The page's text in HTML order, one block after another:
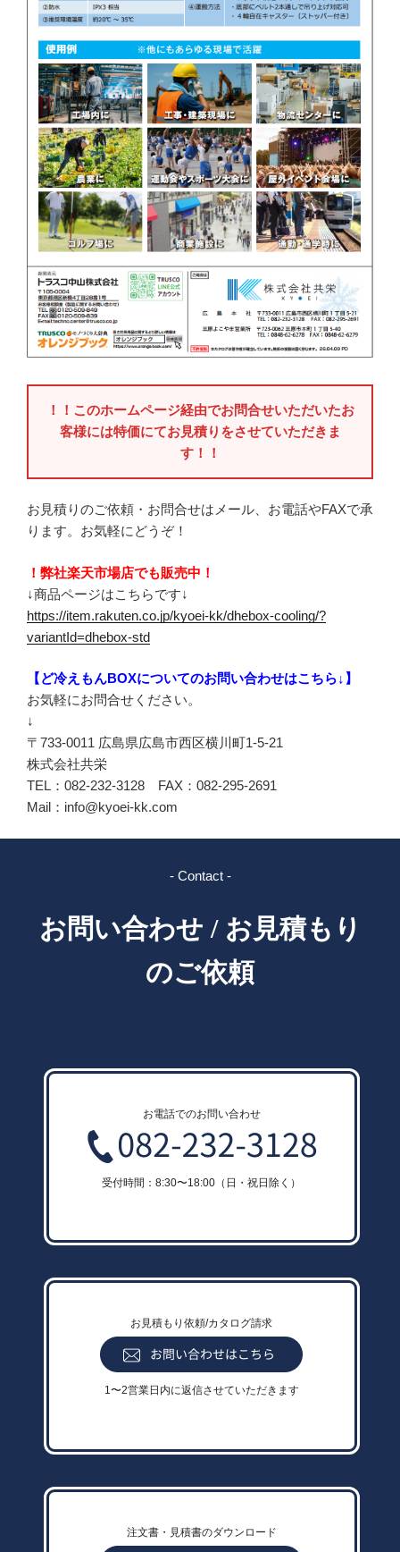
！！このホームページ経由でお問合せいただいたお
客様には特価にてお見積りをさせていただきま
す！！
お見積りのご依頼・お問合せはメール、お電話やFAXで承
ります。お気軽にどうぞ！
！弊社楽天市場店でも販売中！
↓商品ページはこちらです↓
https://item.rakuten.co.jp/kyoei-kk/dhebox-cooling/?
variantId=dhebox-std
【ど冷えもんBOXについてのお問い合わせはこちら↓】
お気軽にお問合せください。
↓
〒733-0011 広島県広島市西区横川町1-5-21
株式会社共栄
TEL：082-232-3128 FAX：082-295-2691
Mail：info@kyoei-kk.com
- Contact -
お問い合わせ / お見積もり
のご依頼
お電話でのお問い合わせ
受付時間：8:30〜18:00（日・祝日除く）
お見積もり依頼/カタログ請求
1〜2営業日内に返信させていただきます
注文書・見積書のダウンロード